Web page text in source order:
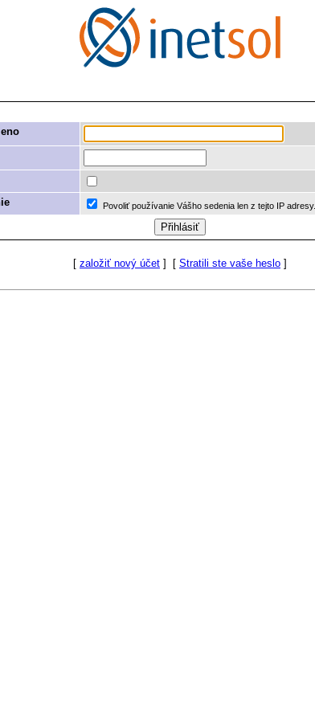
Povoliť používanie Vášho sedenia len z tejto IP adresy.
[ založiť nový účet ] [ Stratili ste vaše heslo ]